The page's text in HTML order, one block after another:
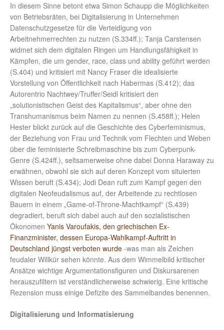
In diesem Sinne betont etwa Simon Schaupp die Möglichkeiten
von Betriebsräten, bei Digitalisierung in Unternehmen
Datenschutzgesetze für die Verteidigung von
Arbeitnehmerrechten zu nutzen (S.334ff.); Tanja Carstensen
widmet sich dem digitalen Ringen um Handlungsfähigkeit in
Kämpfen, die um gender, race, class und ability geführt werden
(S.404) und kritisiert mit Nancy Fraser die idealisierte
Vorstellung von Öffentlichkeit nach Habermas (S.412); das
Autorentrio Nachtwey/Truffer/Seidl kritisiert den
„solutionistischen Geist des Kapitalismus“, aber ohne den
Transhumanismus beim Namen zu nennen (S.458ff.); Helen
Hester blickt zurück auf die Geschichte des Cyberfeminismus,
der Beziehung von Frau und Technik vom Flechten und Weben
über die feminisierte Schreibmaschine bis zum Cyberpunk-
Genre (S.424ff.), seltsamerweise ohne dabei Donna Haraway zu
erwähnen, obwohl sie sich auf deren Konzept vom situierten
Wissen beruft (S.434); Jodi Dean ruft zum Kampf gegen den
digitalen Neofeudalismus auf, der Arbeitende zu rechtlosen
Bauern in einem „Game-of-Throne-Machtkampf“ (S.439)
degradiert, beruft sich dabei auch auf den sozialistischen
Ökonomen Yanis Varoufakis, den griechischen Ex-
Finanzminister, dessen Europa-Wahlkampf-Auftritt in
Deutschland jüngst verboten wurde -was man als Zeichen
feudaler Willkür sehen könnte. Aus dem Wimmelbild kritischer
Ansätze wichtige Argumentationsfiguren und Diskursarenen
herauszufiltern ist verständlicherweise schwierig. Eine kritische
Rezension muss einige Defizite des Sammelbandes benennen.
Digitalisierung und Informatisierung